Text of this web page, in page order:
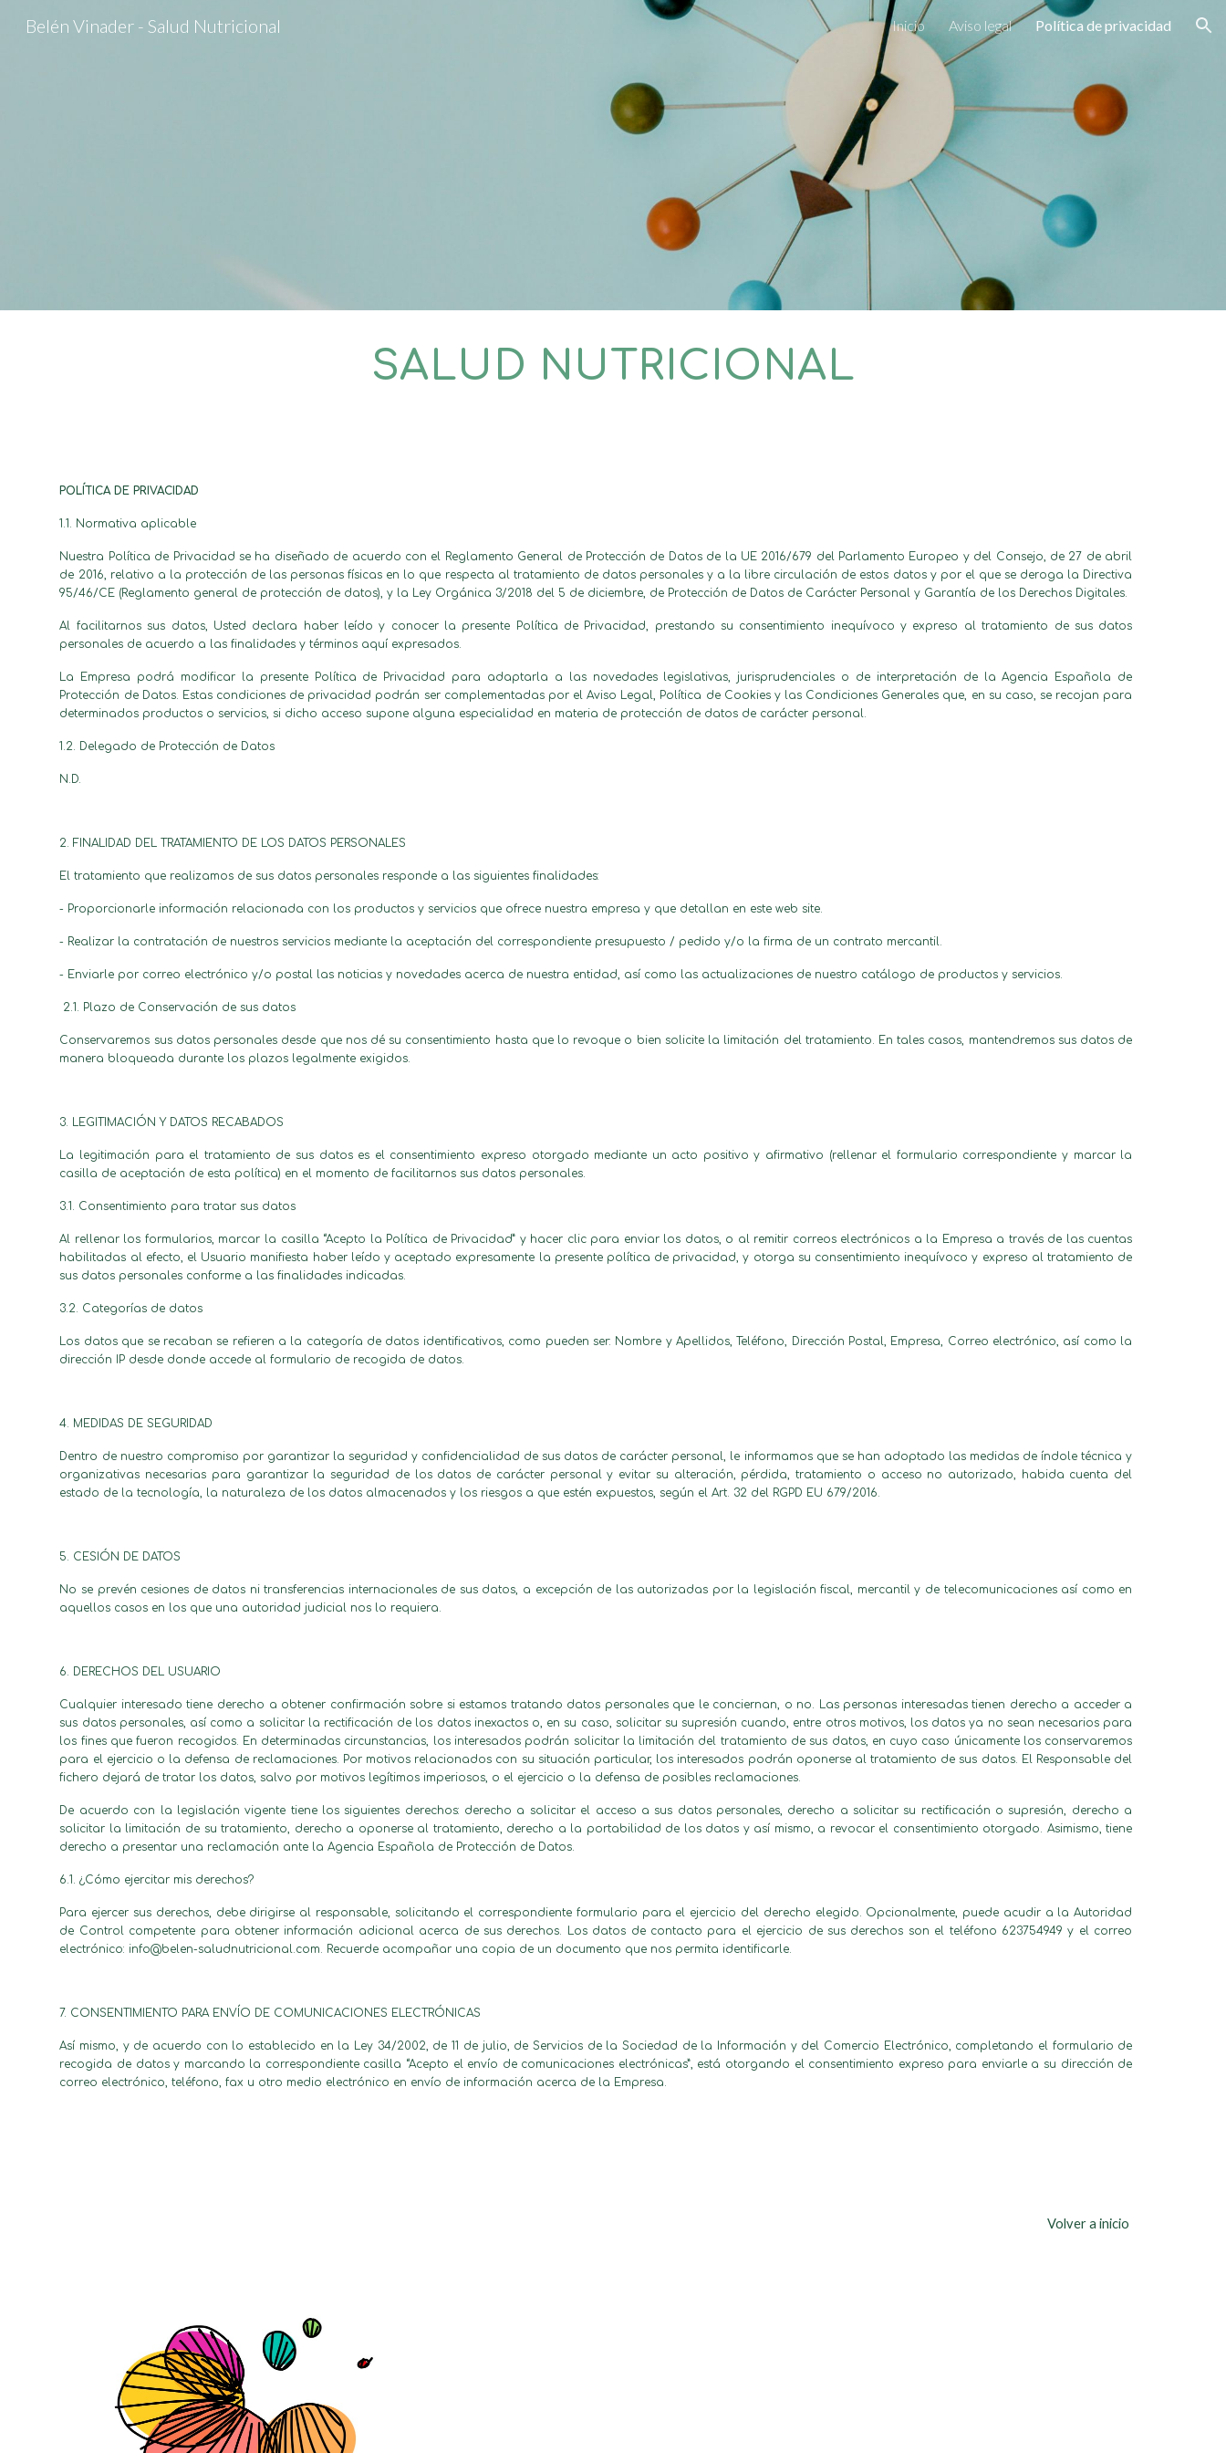
Skip to navigation
Belén Vinader - Salud Nutricional Inicio Aviso legal Política de privacidad
SALUD NUTRICIONAL
POLÍTICA DE PRIVACIDAD
1.1. Normativa aplicable
Nuestra Política de Privacidad se ha diseñado de acuerdo con el Reglamento General de Protección de Datos de la UE 2016/679 del Parlamento Europeo y del Consejo, de 27 de abril
de 2016, relativo a la protección de las personas físicas en lo que respecta al tratamiento de datos personales y a la libre circulación de estos datos y por el que se deroga la Directiva
95/46/CE (Reglamento general de protección de datos), y la Ley Orgánica 3/2018 del 5 de diciembre, de Protección de Datos de Carácter Personal y Garantía de los Derechos Digitales.
Al facilitarnos sus datos, Usted declara haber leído y conocer la presente Política de Privacidad, prestando su consentimiento inequívoco y expreso al tratamiento de sus datos
personales de acuerdo a las finalidades y términos aquí expresados.
La Empresa podrá modificar la presente Política de Privacidad para adaptarla a las novedades legislativas, jurisprudenciales o de interpretación de la Agencia Española de
Protección de Datos. Estas condiciones de privacidad podrán ser complementadas por el Aviso Legal, Política de Cookies y las Condiciones Generales que, en su caso, se recojan para
determinados productos o servicios, si dicho acceso supone alguna especialidad en materia de protección de datos de carácter personal.
1.2. Delegado de Protección de Datos
N.D.
2. FINALIDAD DEL TRATAMIENTO DE LOS DATOS PERSONALES
El tratamiento que realizamos de sus datos personales responde a las siguientes finalidades:
- Proporcionarle información relacionada con los productos y servicios que ofrece nuestra empresa y que detallan en este web site.
- Realizar la contratación de nuestros servicios mediante la aceptación del correspondiente presupuesto / pedido y/o la firma de un contrato mercantil.
- Enviarle por correo electrónico y/o postal las noticias y novedades acerca de nuestra entidad, así como las actualizaciones de nuestro catálogo de productos y servicios.
2.1. Plazo de Conservación de sus datos
Conservaremos sus datos personales desde que nos dé su consentimiento hasta que lo revoque o bien solicite la limitación del tratamiento. En tales casos, mantendremos sus datos de
manera bloqueada durante los plazos legalmente exigidos.
3. LEGITIMACIÓN Y DATOS RECABADOS
La legitimación para el tratamiento de sus datos es el consentimiento expreso otorgado mediante un acto positivo y afirmativo (rellenar el formulario correspondiente y marcar la
casilla de aceptación de esta política) en el momento de facilitarnos sus datos personales.
3.1. Consentimiento para tratar sus datos
Al rellenar los formularios, marcar la casilla “Acepto la Política de Privacidad” y hacer clic para enviar los datos, o al remitir correos electrónicos a la Empresa a través de las cuentas
habilitadas al efecto, el Usuario manifiesta haber leído y aceptado expresamente la presente política de privacidad, y otorga su consentimiento inequívoco y expreso al tratamiento de
sus datos personales conforme a las finalidades indicadas.
3.2. Categorías de datos
Los datos que se recaban se refieren a la categoría de datos identificativos, como pueden ser: Nombre y Apellidos, Teléfono, Dirección Postal, Empresa, Correo electrónico, así como la
dirección IP desde donde accede al formulario de recogida de datos.
4. MEDIDAS DE SEGURIDAD
Dentro de nuestro compromiso por garantizar la seguridad y confidencialidad de sus datos de carácter personal, le informamos que se han adoptado las medidas de índole técnica y
organizativas necesarias para garantizar la seguridad de los datos de carácter personal y evitar su alteración, pérdida, tratamiento o acceso no autorizado, habida cuenta del
estado de la tecnología, la naturaleza de los datos almacenados y los riesgos a que estén expuestos, según el Art. 32 del RGPD EU 679/2016.
5. CESIÓN DE DATOS
No se prevén cesiones de datos ni transferencias internacionales de sus datos, a excepción de las autorizadas por la legislación fiscal, mercantil y de telecomunicaciones así como en
aquellos casos en los que una autoridad judicial nos lo requiera.
6. DERECHOS DEL USUARIO
Cualquier interesado tiene derecho a obtener confirmación sobre si estamos tratando datos personales que le conciernan, o no. Las personas interesadas tienen derecho a acceder a
sus datos personales, así como a solicitar la rectificación de los datos inexactos o, en su caso, solicitar su supresión cuando, entre otros motivos, los datos ya no sean necesarios para
los fines que fueron recogidos. En determinadas circunstancias, los interesados podrán solicitar la limitación del tratamiento de sus datos, en cuyo caso únicamente los conservaremos
para el ejercicio o la defensa de reclamaciones. Por motivos relacionados con su situación particular, los interesados podrán oponerse al tratamiento de sus datos. El Responsable del
fichero dejará de tratar los datos, salvo por motivos legítimos imperiosos, o el ejercicio o la defensa de posibles reclamaciones.
De acuerdo con la legislación vigente tiene los siguientes derechos: derecho a solicitar el acceso a sus datos personales, derecho a solicitar su rectificación o supresión, derecho a
solicitar la limitación de su tratamiento, derecho a oponerse al tratamiento, derecho a la portabilidad de los datos y así mismo, a revocar el consentimiento otorgado. Asimismo, tiene
derecho a presentar una reclamación ante la Agencia Española de Protección de Datos.
6.1. ¿Cómo ejercitar mis derechos?
Para ejercer sus derechos, debe dirigirse al responsable, solicitando el correspondiente formulario para el ejercicio del derecho elegido. Opcionalmente, puede acudir a la Autoridad
de Control competente para obtener información adicional acerca de sus derechos. Los datos de contacto para el ejercicio de sus derechos son el teléfono 623754949 y el correo
electrónico: info@belen-saludnutricional.com. Recuerde acompañar una copia de un documento que nos permita identificarle.
7. CONSENTIMIENTO PARA ENVÍO DE COMUNICACIONES ELECTRÓNICAS
Así mismo, y de acuerdo con lo establecido en la Ley 34/2002, de 11 de julio, de Servicios de la Sociedad de la Información y del Comercio Electrónico, completando el formulario de
recogida de datos y marcando la correspondiente casilla “Acepto el envío de comunicaciones electrónicas”, está otorgando el consentimiento expreso para enviarle a su dirección de
correo electrónico, teléfono, fax u otro medio electrónico en envío de información acerca de la Empresa.
Volver a inicio